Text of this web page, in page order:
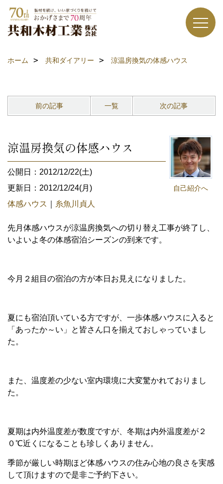
ホーム 共和ダイアリー 涼温房換気の体感ハウス
前の記事 一覧 次の記事
自己紹介へ
涼温房換気の体感ハウス
公開日：2012/12/22(土)
更新日：2012/12/24(月)
体感ハウス
糸魚川貞人
先月体感ハウスが涼温房換気への切り替え工事が終了し、
いよいよ冬の体感宿泊シーズンの到来です。
今月２組目の宿泊の方が本日お見えになりました。
夏にも宿泊頂いている方ですが、一歩体感ハウスに入ると
「あったか～い」と皆さん口を揃えておしゃっていまし
た。
また、温度差の少ない室内環境に大変驚かれておりまし
た。
夏期は内外温度差が数度ですが、冬期は内外温度差が２
０℃近くになることも珍しくありません。
季節が厳しい時期ほど体感ハウスの住み心地の良さを実感
して頂けますので是非ご予約下さい。